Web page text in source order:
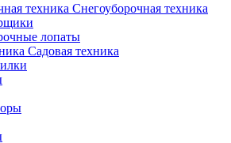
Снегоуборочная техника
лопаты
Садовая техника